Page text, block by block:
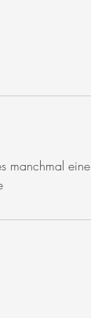
manchmal eine